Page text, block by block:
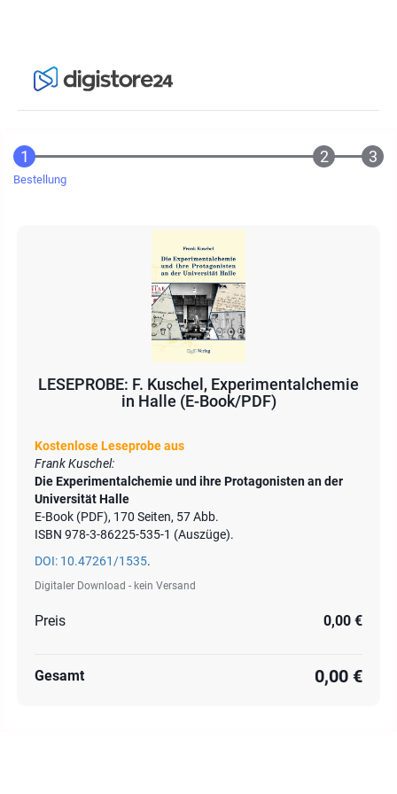
Bestellung
LESEPROBE: F. Kuschel, Experimentalchemie
in Halle (E-Book/PDF)
Kostenlose Leseprobe aus
Frank Kuschel:
Die Experimentalchemie und ihre Protagonisten an der
Universität Halle
E-Book (PDF), 170 Seiten, 57 Abb.
ISBN 978-3-86225-535-1 (Auszüge).
DOI: 10.47261/1535.
Digitaler Download - kein Versand
Preis 0,00 €
Gesamt 0,00 €